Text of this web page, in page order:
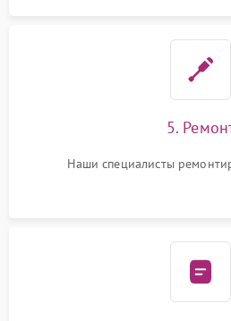
5.
Наши специалисты